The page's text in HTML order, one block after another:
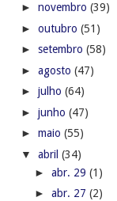
► novembro (39)
► outubro (51)
► setembro (58)
► agosto (47)
► julho (64)
► junho (47)
► maio (55)
▼ abril (34)
► abr. 29 (1)
► abr. 27 (2)